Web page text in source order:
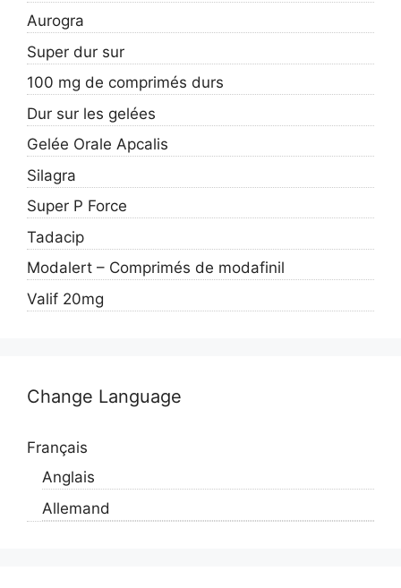
Aurogra
Super dur sur
100 mg de comprimés durs
Dur sur les gelées
Gelée Orale Apcalis
Silagra
Super P Force
Tadacip
Modalert – Comprimés de modafinil
Valif 20mg
Change Language
Français
Anglais
Allemand